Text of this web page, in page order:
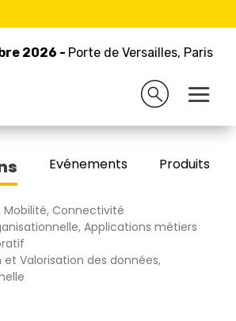
2026 - Porte de Versailles, Paris
2026 - Porte de Versailles, Paris
des exposants
Evénements Produits/
Connectivité
Applications métiers
Valorisation des données,